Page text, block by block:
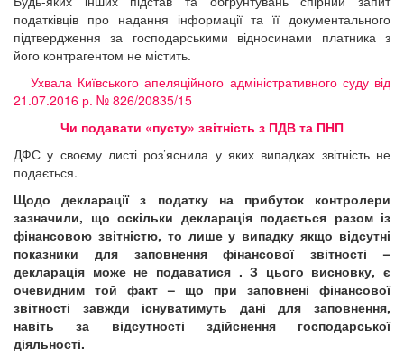
податківців про надання інформації та її документального
підтвердження за господарськими відносинами платника з
його контрагентом не містить.
Ухвала Київського апеляційного адміністративного суду від
21.07.2016 р. № 826/20835/15
Чи подавати «пусту» звітність з ПДВ та ПНП
ДФС у своєму листі роз’яснила у яких випадках звітність не
подається.
Щодо декларації з податку на прибуток контролери
зазначили, що оскільки декларація подається разом із
фінансовою звітністю, то лише у випадку якщо відсутні
показники для заповнення фінансової звітності –
декларація може не подаватися . З цього висновку, є
очевидним той факт – що при заповнені фінансової
звітності завжди існуватимуть дані для заповнення,
навіть за відсутності здійснення господарської
діяльності.